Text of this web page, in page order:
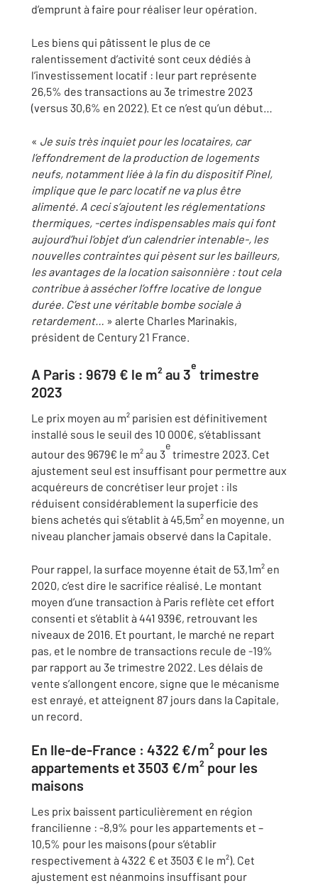
d’emprunt à faire pour réaliser leur opération.
Les biens qui pâtissent le plus de ce
ralentissement d’activité sont ceux dédiés à
l’investissement locatif : leur part représente
26,5% des transactions au 3e trimestre 2023
(versus 30,6% en 2022). Et ce n’est qu’un début…
« Je suis très inquiet pour les locataires, car
l’effondrement de la production de logements
neufs, notamment liée à la fin du dispositif Pinel,
implique que le parc locatif ne va plus être
alimenté. A ceci s’ajoutent les réglementations
thermiques, -certes indispensables mais qui font
aujourd’hui l’objet d’un calendrier intenable-, les
nouvelles contraintes qui pèsent sur les bailleurs,
les avantages de la location saisonnière : tout cela
contribue à assécher l’offre locative de longue
durée. C’est une véritable bombe sociale à
retardement… » alerte Charles Marinakis,
président de Century 21 France.
A Paris : 9679 € le m² au 3
e
trimestre
2023
Le prix moyen au m² parisien est définitivement
installé sous le seuil des 10 000€, s’établissant
autour des 9679€ le m² au 3
e
trimestre 2023. Cet
ajustement seul est insuffisant pour permettre aux
acquéreurs de concrétiser leur projet : ils
réduisent considérablement la superficie des
biens achetés qui s’établit à 45,5m² en moyenne, un
niveau plancher jamais observé dans la Capitale.
Pour rappel, la surface moyenne était de 53,1m² en
2020, c’est dire le sacrifice réalisé. Le montant
moyen d’une transaction à Paris reflète cet effort
consenti et s’établit à 441 939€, retrouvant les
niveaux de 2016. Et pourtant, le marché ne repart
pas, et le nombre de transactions recule de -19%
par rapport au 3e trimestre 2022. Les délais de
vente s’allongent encore, signe que le mécanisme
est enrayé, et atteignent 87 jours dans la Capitale,
un record.
En Ile-de-France : 4322 €/m² pour les
appartements et 3503 €/m² pour les
maisons
Les prix baissent particulièrement en région
francilienne : -8,9% pour les appartements et –
10,5% pour les maisons (pour s’établir
respectivement à 4322 € et 3503 € le m²). Cet
ajustement est néanmoins insuffisant pour